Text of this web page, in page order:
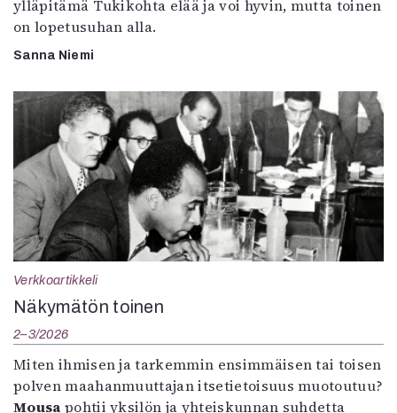
ylläpitämä Tukikohta elää ja voi hyvin, mutta toinen
on lopetusuhan alla.
Sanna Niemi
Verkkoartikkeli
Näkymätön toinen
2–3/2026
Miten ihmisen ja tarkemmin ensimmäisen tai toisen
polven maahanmuuttajan itsetietoisuus muotoutuu?
Mousa pohtii yksilön ja yhteiskunnan suhdetta